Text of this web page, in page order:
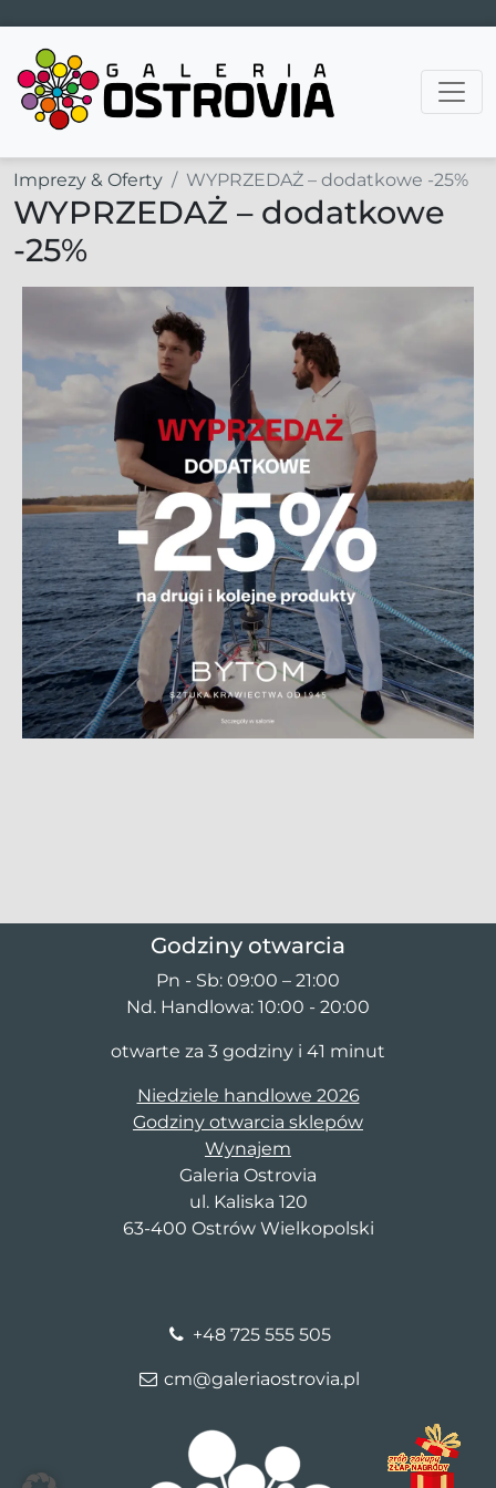
Main Navigation
Imprezy & Oferty WYPRZEDAŻ – dodatkowe -25%
WYPRZEDAŻ – dodatkowe
-25%
Godziny otwarcia
Pn - Sb: 09:00 – 21:00
Nd. Handlowa: 10:00 - 20:00
otwarte za 3 godziny i 41 minut
Niedziele handlowe 2026
Godziny otwarcia sklepów
Wynajem
Galeria Ostrovia
ul. Kaliska 120
63-400 Ostrów Wielkopolski
+48 725 555 505
cm@galeriaostrovia.pl